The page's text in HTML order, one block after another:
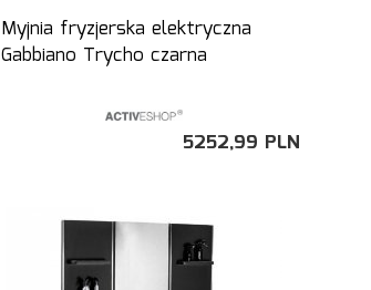
Myjnia fryzjerska elektryczna
Gabbiano Trycho czarna
5252,99 PLN